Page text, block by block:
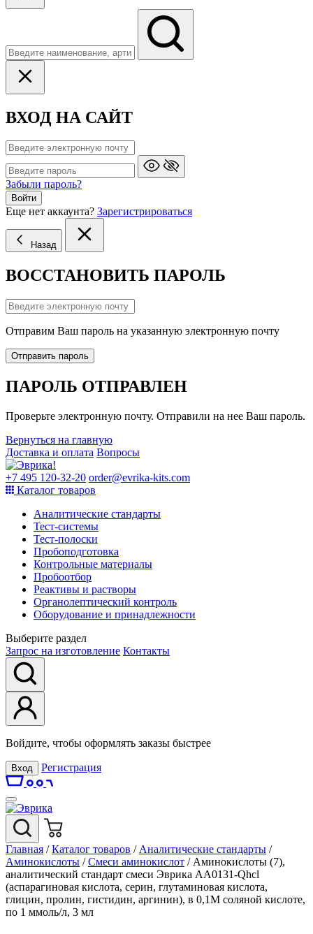
ВХОД НА САЙТ
Забыли пароль?
Войти
Еще нет аккаунта? Зарегистрироваться
Назад
ВОССТАНОВИТЬ ПАРОЛЬ
Отправим Ваш пароль на указанную электронную почту
Отправить пароль
ПАРОЛЬ ОТПРАВЛЕН
Проверьте электронную почту. Отправили на нее Ваш пароль.
Вернуться на главную
Доставка и оплата Вопросы
+7 495 120-32-20 order@evrika-kits.com
Каталог товаров
Аналитические стандарты
Тест-системы
Тест-полоски
Пробоподготовка
Контрольные материалы
Пробоотбор
Реактивы и растворы
Органолептический контроль
Оборудование и принадлежности
Выберите раздел
Запрос на изготовление Контакты
Войдите, чтобы оформлять заказы быстрее
Вход Регистрация
Главная / Каталог товаров / Аналитические стандарты /
Аминокислоты / Смеси аминокислот / Аминокислоты (7),
аналитический стандарт смеси Эврика AA0131-Qhcl
(аспарагиновая кислота, серин, глутаминовая кислота,
глицин, пролин, гистидин, аргинин), в 0,1М соляной кислоте,
по 1 ммоль/л, 3 мл